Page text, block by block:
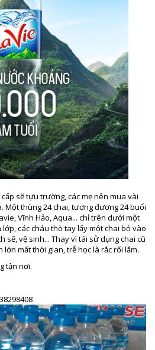
sẽ tựu trường, các mẹ nên mua vài
Một thùng 24 chai, tương đương 24 buổi
Vĩnh Hảo, Aqua... chỉ trên dưới một
các cháu thò tay lấy một chai bỏ vào
sẽ, vệ sinh... Thay vì tái sử dụng chai cũ
mất thời gian, trễ học là rắc rối lắm.
tận nơi.